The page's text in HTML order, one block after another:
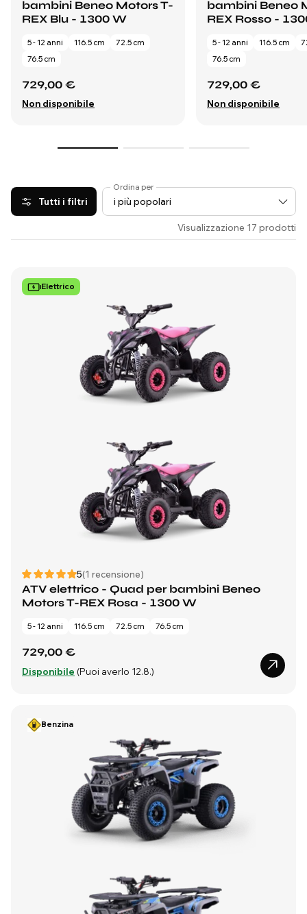
bambini Beneo Motors T-
REX Blu - 1300 W
5 - 12 anni 116.5 cm
72.5 cm
76.5 cm
729,00 €
Non disponibile
bambini Beneo
REX Rosso -
5 - 12 anni 116.5 cm
76.5 cm
729,00 €
Non disponibile
Tutti i filtri
Ordina per
Visualizzazione 17 prodotti
Elettrico
5(1 recensione)
ATV elettrico - Quad per bambini Beneo
Motors T-REX Rosa - 1300 W
5 - 12 anni 116.5 cm 72.5 cm 76.5 cm
729,00 €
Disponibile (Puoi averlo 12.8.)
Benzina